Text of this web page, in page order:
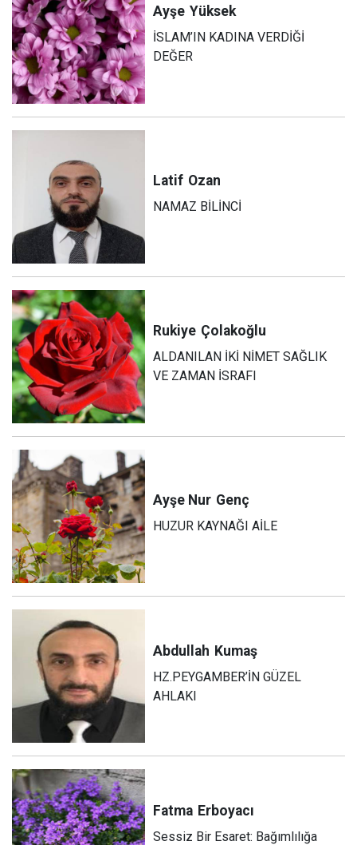
Ayşe Yüksek
İSLAM’IN KADINA VERDİĞİ
DEĞER
Latif Ozan
NAMAZ BİLİNCİ
Rukiye Çolakoğlu
ALDANILAN İKİ NİMET SAĞLIK
VE ZAMAN İSRAFI
Ayşe Nur Genç
HUZUR KAYNAĞI AİLE
Abdullah Kumaş
HZ.PEYGAMBER’İN GÜZEL
AHLAKI
Fatma Erboyacı
Sessiz Bir Esaret: Bağımlılığa